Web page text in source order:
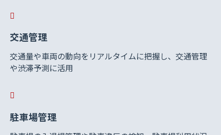
交通管理
交通量や車両の動向をリアルタイムに把握し、交通管理
や渋滞予測に活用
駐車場管理